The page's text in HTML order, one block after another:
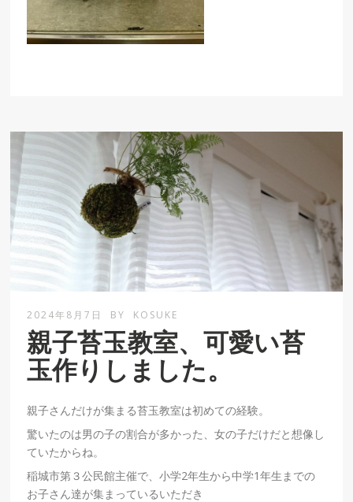
2024年8月7日 BY KOSUKE
親子苔玉教室、可愛い苔
玉作りしました。
親子さんだけが集まる苔玉教室は初めての経験。
驚いたのは男の子の割合が多かった、女の子だけだと想像し
ていたからね。
稲城市第３公民館主催で、小学2年生から中学1年生までの
お子さん達が集まっているいただき